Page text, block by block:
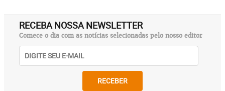
RECEBA NOSSA NEWSLETTER
Comece o dia com as notícias selecionadas pelo nosso editor
RECEBER